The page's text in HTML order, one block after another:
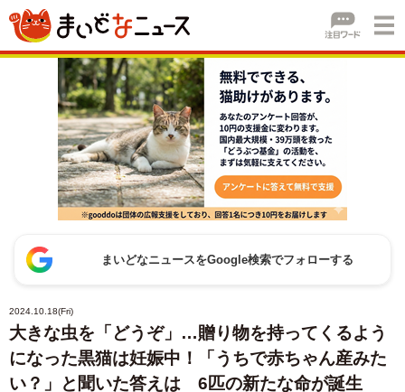
まいどなニュースをGoogle検索でフォローする
2024.10.18(Fri)
大きな虫を「どうぞ」…贈り物を持ってくるよう
になった黒猫は妊娠中！「うちで赤ちゃん産みた
い？」と聞いた答えは 6匹の新たな命が誕生